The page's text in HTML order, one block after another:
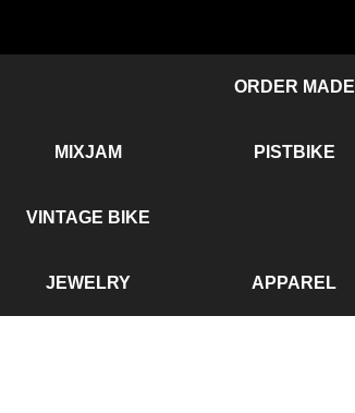
MIXJAM
ORDER MADE
PISTBIKE
VINTAGE BIKE
JEWELRY APPAREL